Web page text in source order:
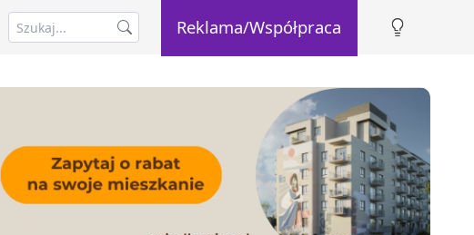
Reklama/Współpraca